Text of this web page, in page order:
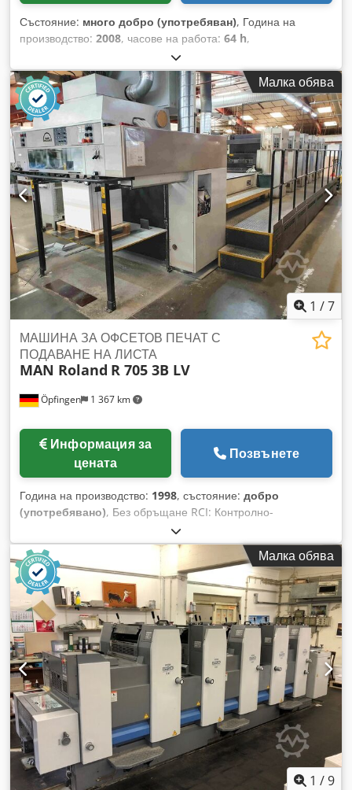
Състояние: много добро (употребяван), Година на
производство: 2008, часове на работа: 64 h,
напълно функциониращ
канали:5, минимална ширина на хартията:375 мм,
максимална ширина на хартията:520 мм, - Ryobi PCS-H -
Съотношение на предавките: 2:3 / 5:0 - Полуавтоматичен
механизъм за смяна на печатни плочи RYOBI -
Инфрачервен сушилен агрегат - Апарат за нанасяне на
прах Grafix Digital 3000 - Електронна система за контрол
на страничните маркировки - Електронна система за
контрол на двойно подаване на листове - Ултразвукова
система за контрол на двойно подаване на листове -
Високостеково устройство за подреждане - Устройство за
подреждане на листове Djdpszduu Usfx Aa Tskr -
Автоматична система за почистване на гумените валове
Малка обява
1 /7
Öpfingen 1 367 km
МАШИНА ЗА ОФСЕТОВ ПЕЧАТ С
ПОДАВАНЕ НА ЛИСТА
MAN Roland R 705 3B LV
Информация за
цената
Позвънете
Година на производство: 1998, състояние: добро
(употребявано), Без обръщане RCI: Контролно-
управляваща техника APL (напълно автоматичен смяна на
пластини): Автоматизирана система за смяна на пластини с
моторизирано затягане и обтягане на печатните пластини
Темпериране на печатната секция Grapho Metronic
Technotrans охлаждане и циркулация Roland Deltamatic
овлажняваща система IR сушилня Dkedpohy Tfwjfx Aa Tor
Quickstart: Софтуер за оптимизация на управлението на
машината след спирания Kersten антистатична система на
подаващото устройство LCS: Софтуер за стабилизиране
при ниско покритие, за настройка на цветовите секции при
много малък тираж Автоматично устройство за миене на
лака с четка Бързозаключващи релси за лак модула
Лакиращо звено с камера-ракел система Wekotron:
устройство за пудра Удължение на доставящата секция
Малка обява
1 /9